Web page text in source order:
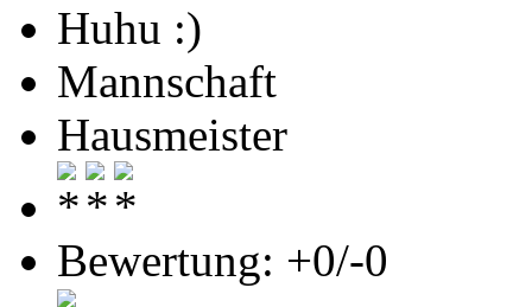
Huhu :)
Mannschaft
Hausmeister
Bewertung: +0/-0